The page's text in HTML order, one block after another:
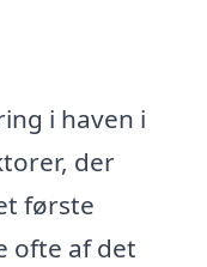
i haven i
der
første
ofte af det